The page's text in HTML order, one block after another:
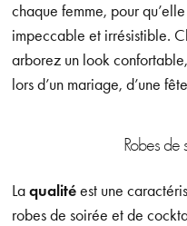
chaque femme, pour
impeccable et irrésistible.
arborez un look
lors d’un mariage, d’une
Robes de
Laqualitéest une
robes de soirée et de